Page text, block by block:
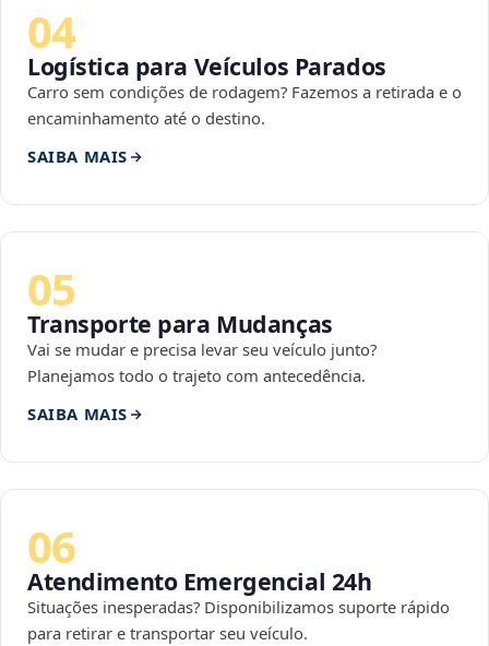
04
Logística para Veículos Parados
Carro sem condições de rodagem? Fazemos a retirada e o
encaminhamento até o destino.
SAIBA MAIS
05
Transporte para Mudanças
Vai se mudar e precisa levar seu veículo junto?
Planejamos todo o trajeto com antecedência.
SAIBA MAIS
06
Atendimento Emergencial 24h
Situações inesperadas? Disponibilizamos suporte rápido
para retirar e transportar seu veículo.